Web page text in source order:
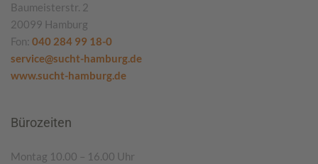
Baumeisterstr. 2
20099 Hamburg
Fon: 040 284 99 18-0
service@sucht-hamburg.de
www.sucht-hamburg.de
Bürozeiten
Montag 10.00 – 16.00 Uhr